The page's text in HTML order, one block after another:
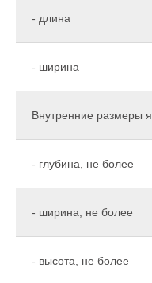
- длина
- ширина
Внутренние размеры
- глубина, не более
- ширина, не более
- высота, не более